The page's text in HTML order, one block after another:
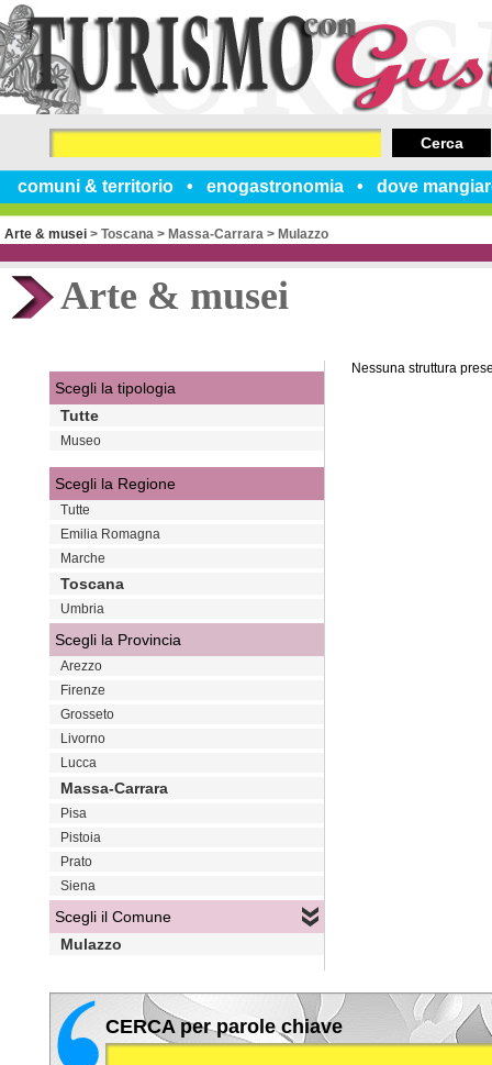
comuni & territorio enogastronomia dove
Cerca
Arte & musei > Toscana > Massa-Carrara > Mulazzo
Arte & musei
Nessuna struttura
Scegli la tipologia
Tutte
Museo
Scegli la Regione
Tutte
Emilia Romagna
Marche
Toscana
Umbria
Scegli la Provincia
Arezzo
Firenze
Grosseto
Livorno
Lucca
Massa-Carrara
Pisa
Pistoia
Prato
Siena
Scegli il Comune
Mulazzo
CERCA per parole chiave